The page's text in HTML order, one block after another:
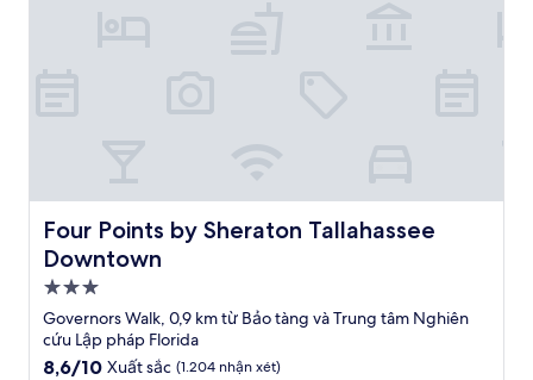
Four Points by Sheraton Tallahassee
Downtown
Four Points by Sheraton Tallahassee Downtown
Nơi
lưu
trú
3.0
Governors Walk, 0,9 km từ Bảo tàng và Trung tâm Nghiên
cứu Lập pháp Florida
8.6
8,6/10 Xuất sắc (1.204 nhận xét)